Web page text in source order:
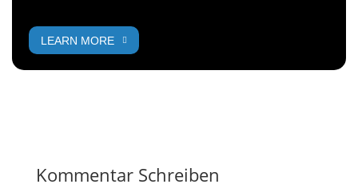
LEARN MORE
Kommentar Schreiben